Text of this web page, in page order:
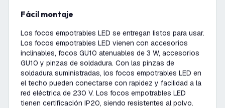
Fácil montaje
Los focos empotrables LED se entregan listos para usar.
Los focos empotrables LED vienen con accesorios
inclinables, focos GU10 atenuables de 3 W, accesorios
GU10 y pinzas de soldadura. Con las pinzas de
soldadura suministradas, los focos empotrables LED en
el techo pueden conectarse con rapidez y facilidad a la
red eléctrica de 230 V. Los focos empotrables LED
tienen certificación IP20, siendo resistentes al polvo.